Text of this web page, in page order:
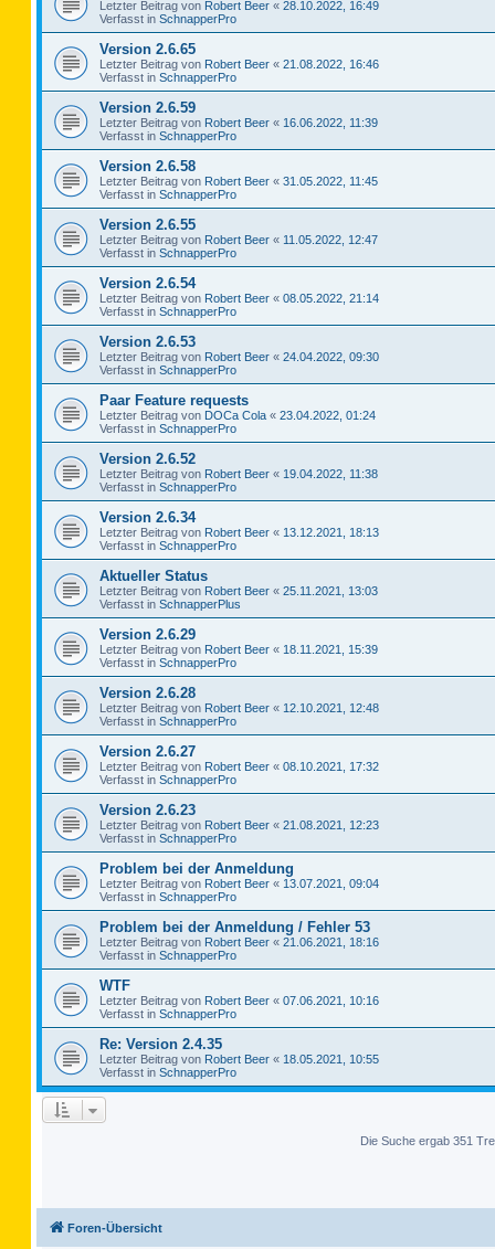
Letzter Beitrag von Robert Beer « 28.10.2022, 16:49
Verfasst in SchnapperPro
Version 2.6.65
Letzter Beitrag von Robert Beer « 21.08.2022, 16:46
Verfasst in SchnapperPro
Version 2.6.59
Letzter Beitrag von Robert Beer « 16.06.2022, 11:39
Verfasst in SchnapperPro
Version 2.6.58
Letzter Beitrag von Robert Beer « 31.05.2022, 11:45
Verfasst in SchnapperPro
Version 2.6.55
Letzter Beitrag von Robert Beer « 11.05.2022, 12:47
Verfasst in SchnapperPro
Version 2.6.54
Letzter Beitrag von Robert Beer « 08.05.2022, 21:14
Verfasst in SchnapperPro
Version 2.6.53
Letzter Beitrag von Robert Beer « 24.04.2022, 09:30
Verfasst in SchnapperPro
Paar Feature requests
Letzter Beitrag von DOCa Cola « 23.04.2022, 01:24
Verfasst in SchnapperPro
Version 2.6.52
Letzter Beitrag von Robert Beer « 19.04.2022, 11:38
Verfasst in SchnapperPro
Version 2.6.34
Letzter Beitrag von Robert Beer « 13.12.2021, 18:13
Verfasst in SchnapperPro
Aktueller Status
Letzter Beitrag von Robert Beer « 25.11.2021, 13:03
Verfasst in SchnapperPlus
Version 2.6.29
Letzter Beitrag von Robert Beer « 18.11.2021, 15:39
Verfasst in SchnapperPro
Version 2.6.28
Letzter Beitrag von Robert Beer « 12.10.2021, 12:48
Verfasst in SchnapperPro
Version 2.6.27
Letzter Beitrag von Robert Beer « 08.10.2021, 17:32
Verfasst in SchnapperPro
Version 2.6.23
Letzter Beitrag von Robert Beer « 21.08.2021, 12:23
Verfasst in SchnapperPro
Problem bei der Anmeldung
Letzter Beitrag von Robert Beer « 13.07.2021, 09:04
Verfasst in SchnapperPro
Problem bei der Anmeldung / Fehler 53
Letzter Beitrag von Robert Beer « 21.06.2021, 18:16
Verfasst in SchnapperPro
WTF
Letzter Beitrag von Robert Beer « 07.06.2021, 10:16
Verfasst in SchnapperPro
Re: Version 2.4.35
Letzter Beitrag von Robert Beer « 18.05.2021, 10:55
Verfasst in SchnapperPro
Die Suche ergab 351
Foren-Übersicht